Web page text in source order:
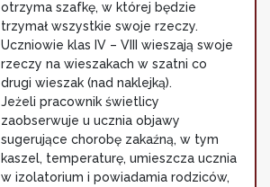
otrzyma szafkę, w której będzie
trzymał wszystkie swoje rzeczy.
Uczniowie klas IV – VIII wieszają swoje
rzeczy na wieszakach w szatni co
drugi wieszak (nad naklejką).
Jeżeli pracownik świetlicy
zaobserwuje u ucznia objawy
sugerujące chorobę zakaźną, w tym
kaszel, temperaturę, umieszcza ucznia
w izolatorium i powiadamia rodziców,